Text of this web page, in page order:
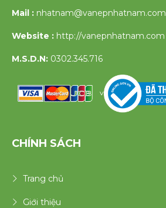
Mail : nhatnam@vanepnhatnam.com
Website : http://vanepnhatnam.com
M.S.D.N: 0302.345.716
v
CHÍNH SÁCH
Trang chủ
Giới thiệu